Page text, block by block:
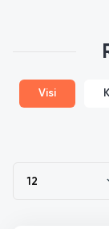
Visi